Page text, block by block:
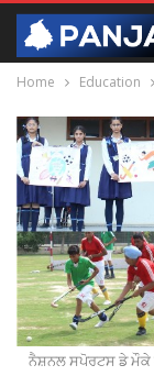
Home Education
ਨੈਸ਼ਨਲ ਸਪੋਰਟਸ ਡੇ ਮੌਕੇ